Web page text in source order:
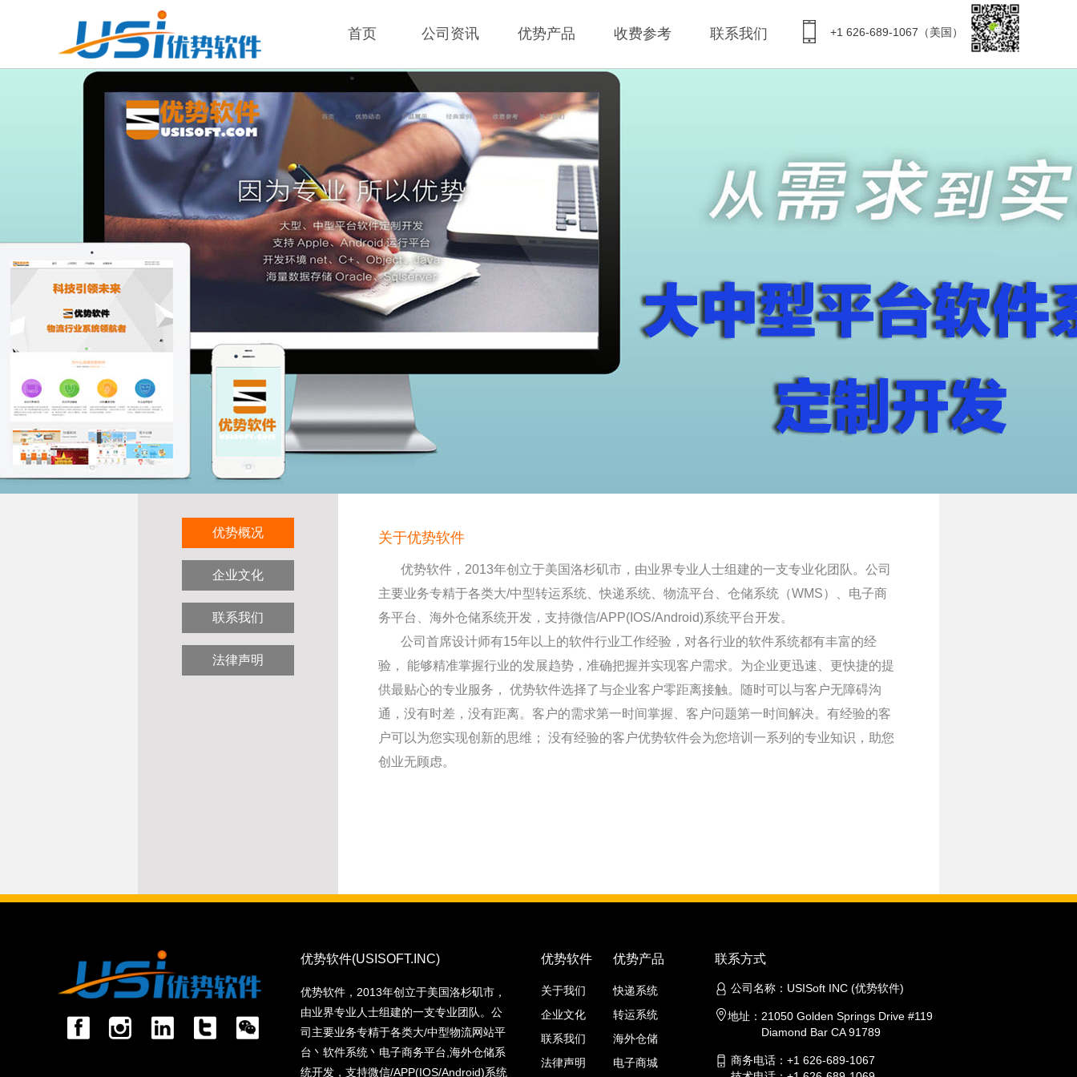
首页 公司资讯 优势产品 收费参考 联系我们 +1 626-689-1067（美国）
优势概况
企业文化
联系我们
法律声明
关于优势软件
优势软件，2013年创立于美国洛杉矶市，由业界专业人士组建的一支专业化团队。公司
主要业务专精于各类大/中型转运系统、快递系统、物流平台、仓储系统（WMS）、电子商
务平台、海外仓储系统开发，支持微信/APP(IOS/Android)系统平台开发。
公司首席设计师有15年以上的软件行业工作经验，对各行业的软件系统都有丰富的经
验， 能够精准掌握行业的发展趋势，准确把握并实现客户需求。为企业更迅速、更快捷的提
供最贴心的专业服务， 优势软件选择了与企业客户零距离接触。随时可以与客户无障碍沟
通，没有时差，没有距离。客户的需求第一时间掌握、客户问题第一时间解决。有经验的客
户可以为您实现创新的思维； 没有经验的客户优势软件会为您培训一系列的专业知识，助您
创业无顾虑。
优势软件(USISOFT.INC)
优势软件，2013年创立于美国洛杉矶市，
由业界专业人士组建的一支专业团队。公
司主要业务专精于各类大/中型物流网站平
台丶软件系统丶电子商务平台,海外仓储系
统开发，支持微信/APP(IOS/Android)系统
优势软件
关于我们
企业文化
联系我们
法律声明
优势产品
快递系统
转运系统
海外仓储
电子商城
联系方式
公司名称： USISoft INC (优势软件)
地址： 21050 Golden Springs Drive #119
Diamond Bar CA 91789
商务电话： +1 626-689-1067